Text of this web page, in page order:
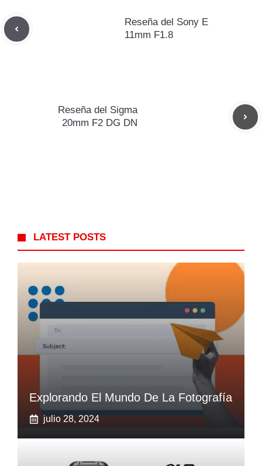
Reseña del Sony E
11mm F1.8
Reseña del Sigma
20mm F2 DG DN
LATEST POSTS
Explorando El Mundo De La Fotografía
julio 28, 2024